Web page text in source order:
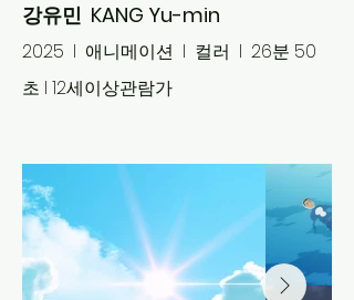
강유민 KANG Yu-min
2025 l 애니메이션 l 컬러 l 26분 50
초 l 12세이상관람가